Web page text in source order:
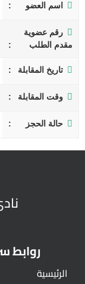
اسم العضو
رقم عضوية
مقدم الطلب
تاريخ المقابلة
وقت المقابلة
حالة الحجز
روابط
الرئيسية